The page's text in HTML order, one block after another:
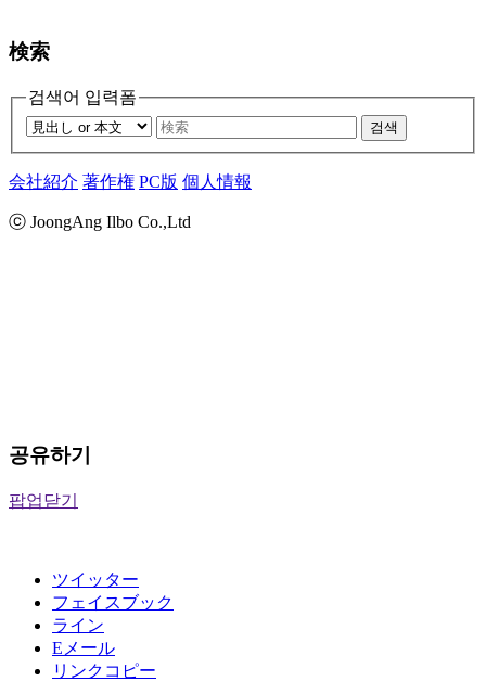
検索
검색어 입력폼
검색
会社紹介 著作権 PC版 個人情報
ⓒ JoongAng Ilbo Co.,Ltd
공유하기
팝업닫기
ツイッター
フェイスブック
ライン
Eメール
リンクコピー